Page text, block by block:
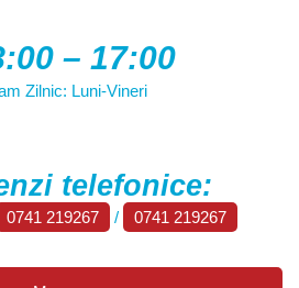
– 17:00
Zilnic: Luni-Vineri
telefonice:
0741 219267 / 0741 219267